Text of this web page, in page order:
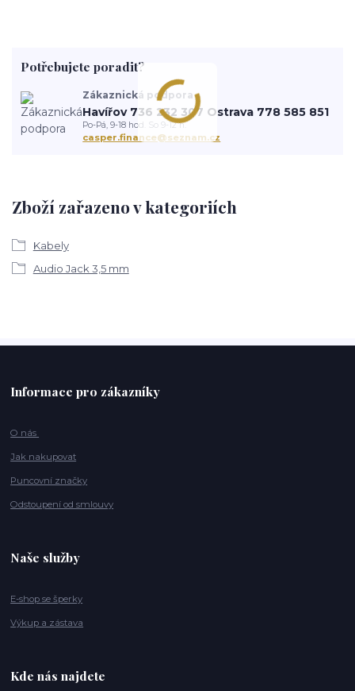
Zboží zařazeno v kategoriích
Kabely
Audio Jack 3,5 mm
Potřebujete poradit?
Zákaznická podpora
Havířov 736 232 307 Ostrava 778 585 851
Po-Pá, 9-18 hod. So 9-12 h.
casper.finance@seznam.cz
Informace pro zákazníky
O nás
Jak nakupovat
Puncovní značky
Odstoupení od smlouvy
Naše služby
E-shop se šperky
Výkup a zástava
Kde nás najdete